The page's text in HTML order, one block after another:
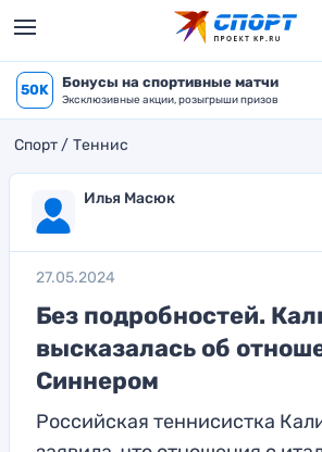
50K Бонусы на спортивные матчи
Эксклюзивные акции, розыгрыши призов
Спорт Теннис
Илья Масюк
27.05.2024
Без подробностей.
высказалась об
Синнером
Российская теннисистка